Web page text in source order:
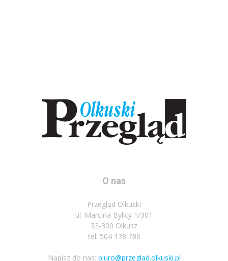
O nas
Przegląd Olkuski
ul. Marcina Bylicy 1/301
32-300 Olkusz
tel: 504 178 786
Napisz do nas: biuro@przeglad.olkuski.pl